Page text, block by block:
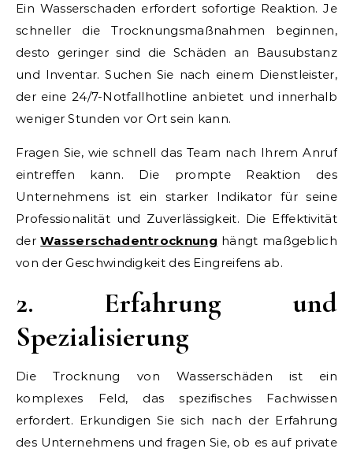
Ein Wasserschaden erfordert sofortige Reaktion. Je
schneller die Trocknungsmaßnahmen beginnen,
desto geringer sind die Schäden an Bausubstanz
und Inventar. Suchen Sie nach einem Dienstleister,
der eine 24/7-Notfallhotline anbietet und innerhalb
weniger Stunden vor Ort sein kann.
Fragen Sie, wie schnell das Team nach Ihrem Anruf
eintreffen kann. Die prompte Reaktion des
Unternehmens ist ein starker Indikator für seine
Professionalität und Zuverlässigkeit. Die Effektivität
derWasserschadentrocknung hängt maßgeblich
von der Geschwindigkeit des Eingreifens ab.
2. Erfahrung und
Spezialisierung
Die Trocknung von Wasserschäden ist ein
komplexes Feld, das spezifisches Fachwissen
erfordert. Erkundigen Sie sich nach der Erfahrung
des Unternehmens und fragen Sie, ob es auf private